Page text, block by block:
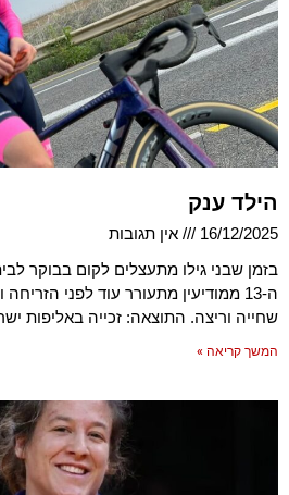
הילד ענק
16/12/2025
אין תגובות
בזמן שבני גילו מתעצלים לקום בבוקר
ה-13 ממודיעין מתעורר עוד לפני
שחייה וריצה. התוצאה: זכייה באליפות
המשך קריאה »